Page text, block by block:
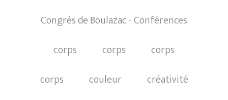
Congrés de Boulazac - Conférences
corps
corps
corps
corps
couleur
créativité